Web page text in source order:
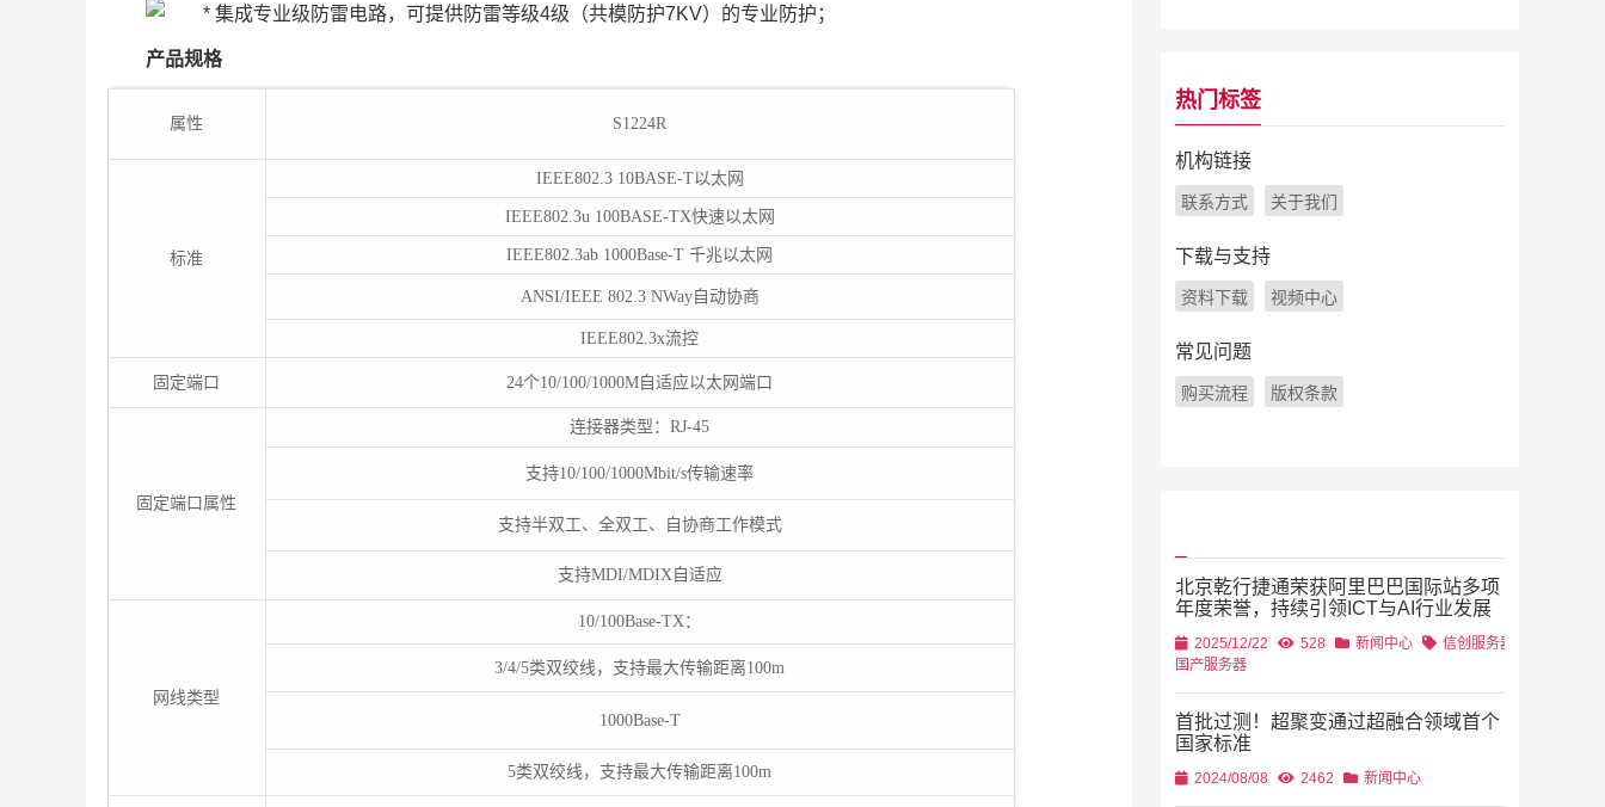
集成专业级防雷电路，可提供防雷等级4级（共模防护7KV）的专业防护；
产品规格
属性 S1224R
标准
IEEE802.3 10BASE-T以太网
IEEE802.3u 100BASE-TX快速以太网
IEEE802.3ab 1000Base-T 千兆以太网
ANSI/IEEE 802.3 NWay自动协商
IEEE802.3x流控
固定端口 24个10/100/1000M自适应以太网端口
固定端口属性
连接器类型：RJ-45
支持10/100/1000Mbit/s传输速率
支持半双工、全双工、自协商工作模式
支持MDI/MDIX自适应
网线类型
10/100Base-TX：
3/4/5类双绞线，支持最大传输距离100m
1000Base-T
5类双绞线，支持最大传输距离100m
热门标签
机构链接
联系方式 关于我们
下载与支持
资料下载 视频中心
常见问题
购买流程 版权条款
北京乾行捷通荣获阿里巴巴国际站多项
年度荣誉，持续引领ICT与AI行业发展
2025/12/22 528 新闻中心
信创服务器
国产服务器
首批过测！超聚变通过超融合领域首个
国家标准
2024/08/08 2462 新闻中心